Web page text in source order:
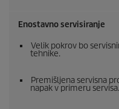
Enostavno servisiranje
Velik pokrov bo
tehnike.
Premišljena servisna
napak v primeru servisa.